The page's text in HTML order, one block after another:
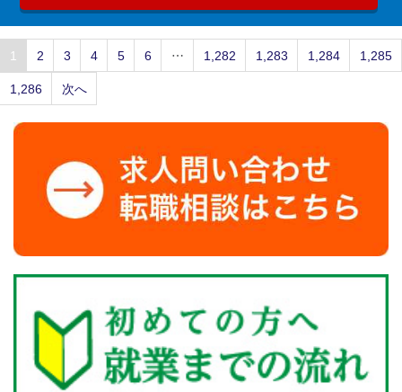
1 2 3 4 5 6 … 1,282 1,283 1,284
1,285
1,286
次へ